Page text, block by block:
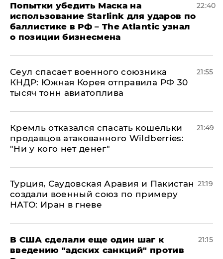
Попытки убедить Маска на
использование Starlink для ударов по
баллистике в РФ – The Atlantic узнал
о позиции бизнесмена
22:40
​Сеул спасает военного союзника
КНДР: Южная Корея отправила РФ 30
тысяч тонн авиатоплива
21:55
Кремль отказался спасать кошельки
продавцов атакованного Wildberries:
"Ни у кого нет денег"
21:49
Турция, Саудовская Аравия и Пакистан
создали военный союз по примеру
НАТО: Иран в гневе
21:19
В США сделали еще один шаг к
введению "адских санкций" против
21:15